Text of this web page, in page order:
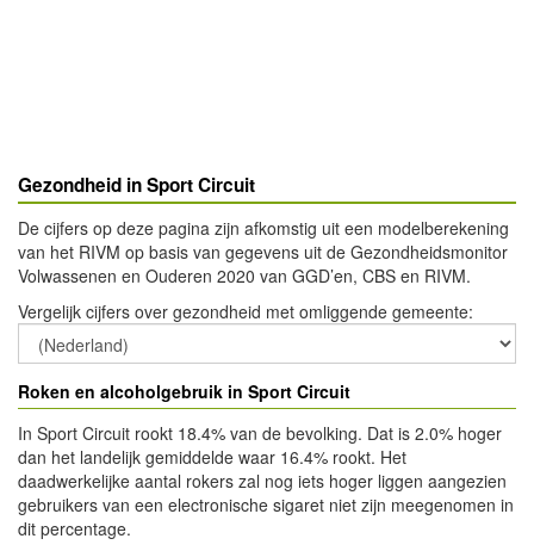
Gezondheid in Sport Circuit
De cijfers op deze pagina zijn afkomstig uit een modelberekening
van het RIVM op basis van gegevens uit de Gezondheidsmonitor
Volwassenen en Ouderen 2020 van GGD’en, CBS en RIVM.
Vergelijk cijfers over gezondheid met omliggende gemeente:
Roken en alcoholgebruik in Sport Circuit
In Sport Circuit rookt 18.4% van de bevolking. Dat is 2.0% hoger
dan het landelijk gemiddelde waar 16.4% rookt. Het
daadwerkelijke aantal rokers zal nog iets hoger liggen aangezien
gebruikers van een electronische sigaret niet zijn meegenomen in
dit percentage.